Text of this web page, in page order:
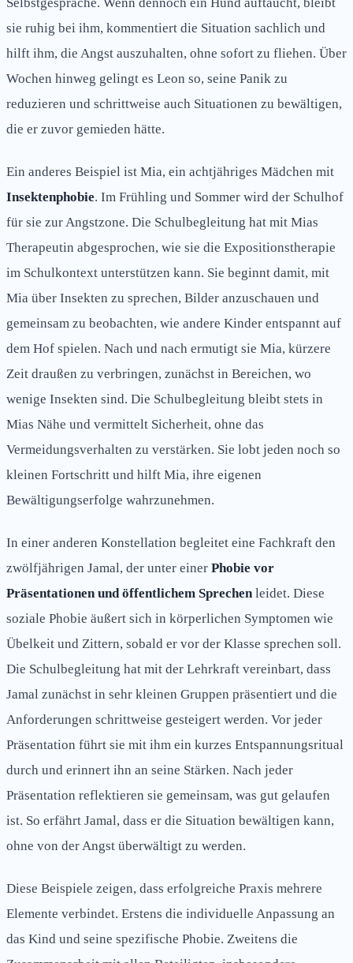
sie ruhig bei ihm, kommentiert die Situation sachlich und
hilft ihm, die Angst auszuhalten, ohne sofort zu fliehen. Über
Wochen hinweg gelingt es Leon so, seine Panik zu
reduzieren und schrittweise auch Situationen zu bewältigen,
die er zuvor gemieden hätte.
Ein anderes Beispiel ist Mia, ein achtjähriges Mädchen mit
Insektenphobie. Im Frühling und Sommer wird der Schulhof
für sie zur Angstzone. Die Schulbegleitung hat mit Mias
Therapeutin abgesprochen, wie sie die Expositionstherapie
im Schulkontext unterstützen kann. Sie beginnt damit, mit
Mia über Insekten zu sprechen, Bilder anzuschauen und
gemeinsam zu beobachten, wie andere Kinder entspannt auf
dem Hof spielen. Nach und nach ermutigt sie Mia, kürzere
Zeit draußen zu verbringen, zunächst in Bereichen, wo
wenige Insekten sind. Die Schulbegleitung bleibt stets in
Mias Nähe und vermittelt Sicherheit, ohne das
Vermeidungsverhalten zu verstärken. Sie lobt jeden noch so
kleinen Fortschritt und hilft Mia, ihre eigenen
Bewältigungserfolge wahrzunehmen.
In einer anderen Konstellation begleitet eine Fachkraft den
zwölfjährigen Jamal, der unter einer Phobie vor
Präsentationen und öffentlichem Sprechenleidet. Diese
soziale Phobie äußert sich in körperlichen Symptomen wie
Übelkeit und Zittern, sobald er vor der Klasse sprechen soll.
Die Schulbegleitung hat mit der Lehrkraft vereinbart, dass
Jamal zunächst in sehr kleinen Gruppen präsentiert und die
Anforderungen schrittweise gesteigert werden. Vor jeder
Präsentation führt sie mit ihm ein kurzes Entspannungsritual
durch und erinnert ihn an seine Stärken. Nach jeder
Präsentation reflektieren sie gemeinsam, was gut gelaufen
ist. So erfährt Jamal, dass er die Situation bewältigen kann,
ohne von der Angst überwältigt zu werden.
Diese Beispiele zeigen, dass erfolgreiche Praxis mehrere
Elemente verbindet. Erstens die individuelle Anpassung an
das Kind und seine spezifische Phobie. Zweitens die